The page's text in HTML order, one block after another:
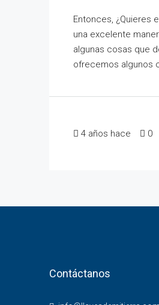
Entonces, ¿Quieres
una excelente
algunas cosas que
ofrecemos algunos
4 años hace 0
Contáctanos